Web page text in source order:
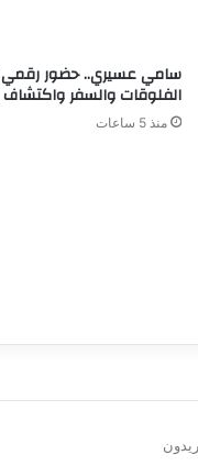
سامي عسيري.. حضور رقمي
الفلوقات والسفر واكتشاف
منذ 5 ساعات